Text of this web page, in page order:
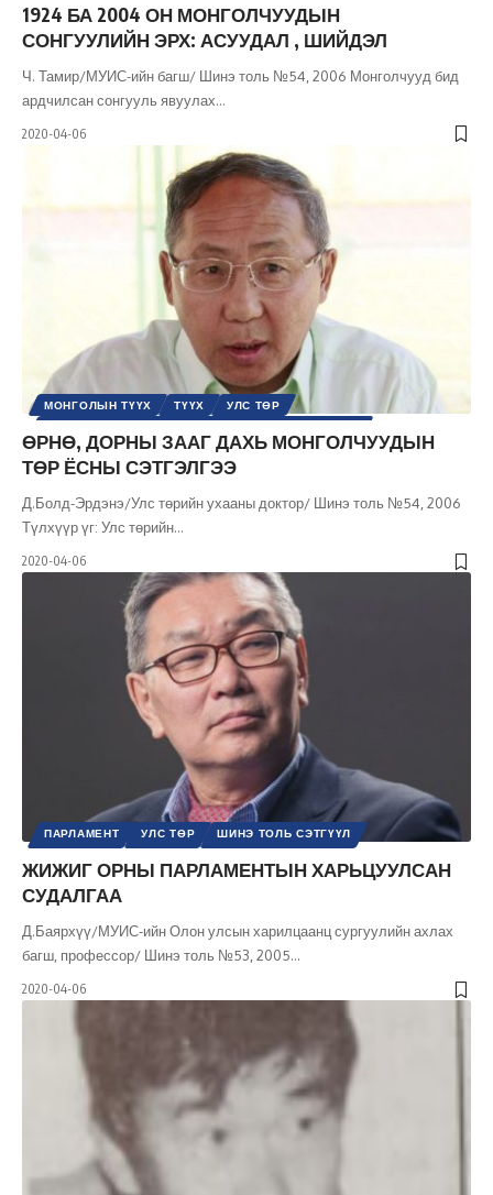
1924 БА 2004 ОН МОНГОЛЧУУДЫН
СОНГУУЛИЙН ЭРХ: АСУУДАЛ , ШИЙДЭЛ
Ч. Тамир/МУИС-ийн багш/ Шинэ толь №54, 2006 Монголчууд бид
ардчилсан сонгууль явуулах…
2020-04-06
МОНГОЛЫН ТҮҮХ ТҮҮХ
УЛС ТӨР
ШИНЭ ТОЛЬ СЭТГҮҮЛ
ӨРНӨ, ДОРНЫ ЗААГ ДАХЬ МОНГОЛЧУУДЫН
ТӨР ЁСНЫ СЭТГЭЛГЭЭ
Д.Болд-Эрдэнэ/Улс төрийн ухааны доктор/ Шинэ толь №54, 2006
Түлхүүр үг: Улс төрийн…
2020-04-06
ПАРЛАМЕНТ УЛС ТӨР ШИНЭ ТОЛЬ СЭТГҮҮЛ
ЖИЖИГ ОРНЫ ПАРЛАМЕНТЫН ХАРЬЦУУЛСАН
СУДАЛГАА
Д.Баярхүү/МУИС-ийн Олон улсын харилцаанц сургуулийн ахлах
багш, профессор/ Шинэ толь №53, 2005…
2020-04-06